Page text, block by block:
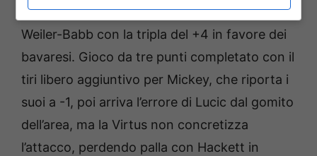
vincente da sotto le plance e allora punisce
Weiler-Babb con la tripla del +4 in favore dei
bavaresi. Gioco da tre punti completato con il
tiri libero aggiuntivo per Mickey, che riporta i
suoi a -1, poi arriva l’errore di Lucic dal gomito
dell’area, ma la Virtus non concretizza
l’attacco, perdendo palla con Hackett in